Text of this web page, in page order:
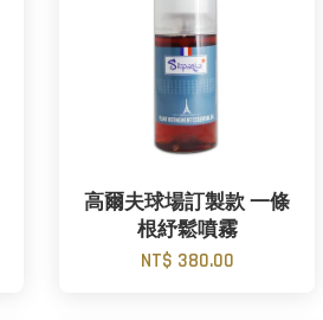
高爾夫球場訂製款 一條
根紓鬆噴霧
NT$ 380.00